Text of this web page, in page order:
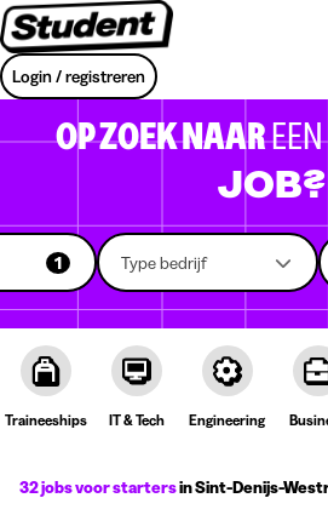
Login / registreren
OP ZOEK NAAREEN
JOB?
1 Type bedrijf
Traineeships IT & Tech Engineering
32 jobs voor startersin Sint-Denijs-